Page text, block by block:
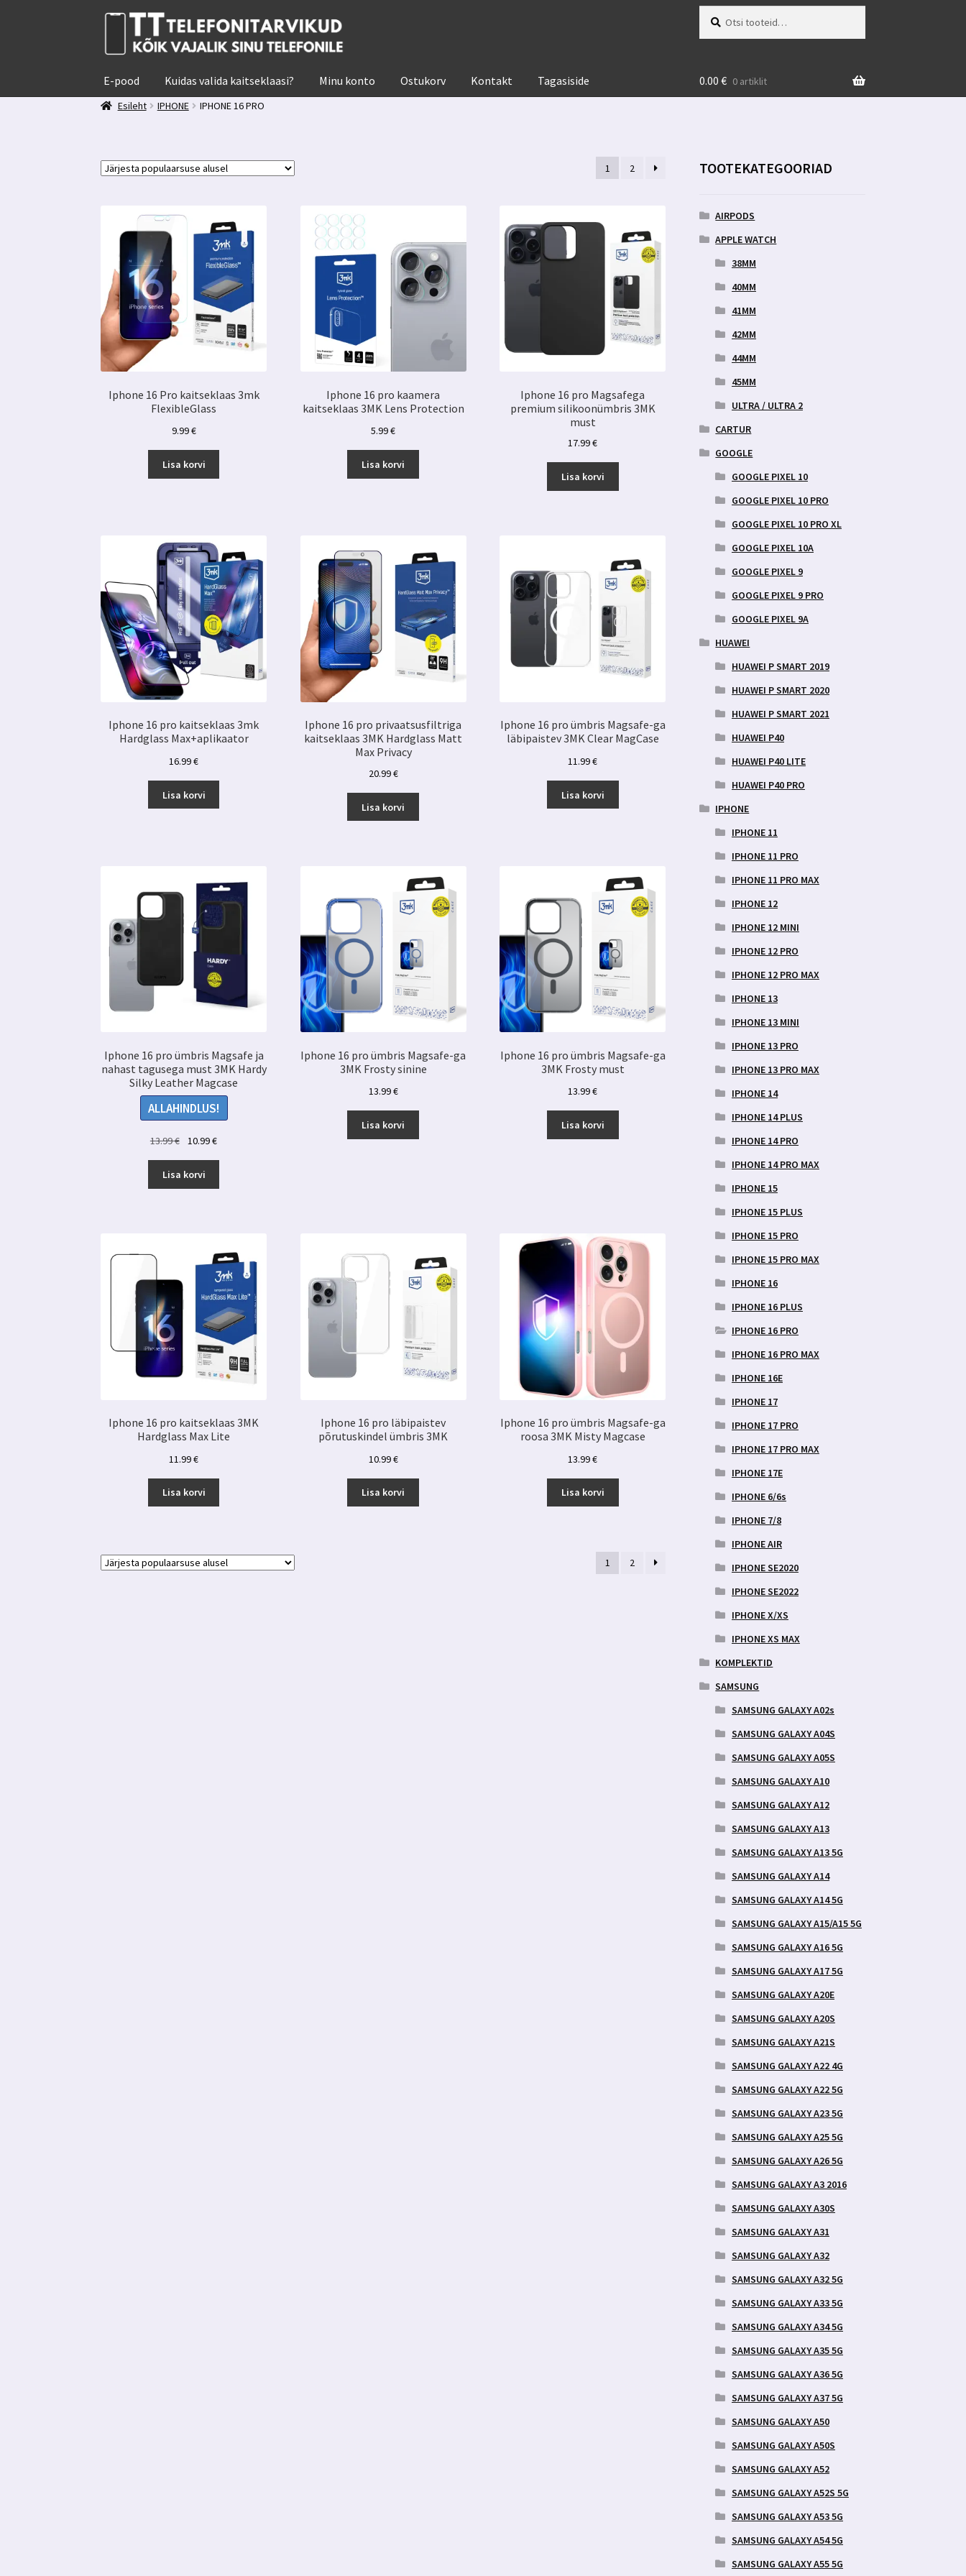
Liigu
navigeerimisele
Liigu
juurde
E-pood Kuidas valida kaitseklaasi? Minu konto Ostukorv Kontakt Tagasiside 0.00 € 0 artiklit
Esileht
IPHONE IPHONE 16 PRO
1 2
Iphone 16 Pro kaitseklaas 3mk
FlexibleGlass
9.99€
Lisa korvi
Iphone 16 pro kaamera
kaitseklaas 3MK Lens Protection
5.99€
Lisa korvi
Iphone 16 pro Magsafega
premium silikoonümbris 3MK
must
17.99€
Lisa korvi
Iphone 16 pro kaitseklaas 3mk
Hardglass Max+aplikaator
16.99€
Lisa korvi
Iphone 16 pro privaatsusfiltriga
kaitseklaas 3MK Hardglass Matt
Max Privacy
20.99€
Lisa korvi
Iphone 16 pro ümbris Magsafe-ga
läbipaistev 3MK Clear MagCase
11.99€
Lisa korvi
Iphone 16 pro ümbris Magsafe ja
nahast tagusega must 3MK Hardy
Silky Leather Magcase
ALLAHINDLUS!
13.99€
Algne
oli:
13.99 €.
10.99€Praegune
10.99 €.
Lisa korvi
Iphone 16 pro ümbris Magsafe-ga
3MK Frosty sinine
13.99€
Lisa korvi
Iphone 16 pro ümbris Magsafe-ga
3MK Frosty must
13.99€
Lisa korvi
Iphone 16 pro kaitseklaas 3MK
Hardglass Max Lite
11.99€
Lisa korvi
Iphone 16 pro läbipaistev
põrutuskindel ümbris 3MK
10.99€
Lisa korvi
Iphone 16 pro ümbris Magsafe-ga
roosa 3MK Misty Magcase
13.99€
Lisa korvi
1 2
TOOTEKATEGOORIAD
AIRPODS
APPLE WATCH
38MM
40MM
41MM
42MM
44MM
45MM
ULTRA / ULTRA 2
CARTUR
GOOGLE
GOOGLE PIXEL 10
GOOGLE PIXEL 10 PRO
GOOGLE PIXEL 10 PRO XL
GOOGLE PIXEL 10A
GOOGLE PIXEL 9
GOOGLE PIXEL 9 PRO
GOOGLE PIXEL 9A
HUAWEI
HUAWEI P SMART 2019
HUAWEI P SMART 2020
HUAWEI P SMART 2021
HUAWEI P40
HUAWEI P40 LITE
HUAWEI P40 PRO
IPHONE
IPHONE 11
IPHONE 11 PRO
IPHONE 11 PRO MAX
IPHONE 12
IPHONE 12 MINI
IPHONE 12 PRO
IPHONE 12 PRO MAX
IPHONE 13
IPHONE 13 MINI
IPHONE 13 PRO
IPHONE 13 PRO MAX
IPHONE 14
IPHONE 14 PLUS
IPHONE 14 PRO
IPHONE 14 PRO MAX
IPHONE 15
IPHONE 15 PLUS
IPHONE 15 PRO
IPHONE 15 PRO MAX
IPHONE 16
IPHONE 16 PLUS
IPHONE 16 PRO
IPHONE 16 PRO MAX
IPHONE 16E
IPHONE 17
IPHONE 17 PRO
IPHONE 17 PRO MAX
IPHONE 17E
IPHONE 6/6s
IPHONE 7/8
IPHONE AIR
IPHONE SE2020
IPHONE SE2022
IPHONE X/XS
IPHONE XS MAX
KOMPLEKTID
SAMSUNG
SAMSUNG GALAXY A02s
SAMSUNG GALAXY A04S
SAMSUNG GALAXY A05S
SAMSUNG GALAXY A10
SAMSUNG GALAXY A12
SAMSUNG GALAXY A13
SAMSUNG GALAXY A13 5G
SAMSUNG GALAXY A14
SAMSUNG GALAXY A14 5G
SAMSUNG GALAXY A15/A15 5G
SAMSUNG GALAXY A16 5G
SAMSUNG GALAXY A17 5G
SAMSUNG GALAXY A20E
SAMSUNG GALAXY A20S
SAMSUNG GALAXY A21S
SAMSUNG GALAXY A22 4G
SAMSUNG GALAXY A22 5G
SAMSUNG GALAXY A23 5G
SAMSUNG GALAXY A25 5G
SAMSUNG GALAXY A26 5G
SAMSUNG GALAXY A3 2016
SAMSUNG GALAXY A30S
SAMSUNG GALAXY A31
SAMSUNG GALAXY A32
SAMSUNG GALAXY A32 5G
SAMSUNG GALAXY A33 5G
SAMSUNG GALAXY A34 5G
SAMSUNG GALAXY A35 5G
SAMSUNG GALAXY A36 5G
SAMSUNG GALAXY A37 5G
SAMSUNG GALAXY A50
SAMSUNG GALAXY A50S
SAMSUNG GALAXY A52
SAMSUNG GALAXY A52S 5G
SAMSUNG GALAXY A53 5G
SAMSUNG GALAXY A54 5G
SAMSUNG GALAXY A55 5G